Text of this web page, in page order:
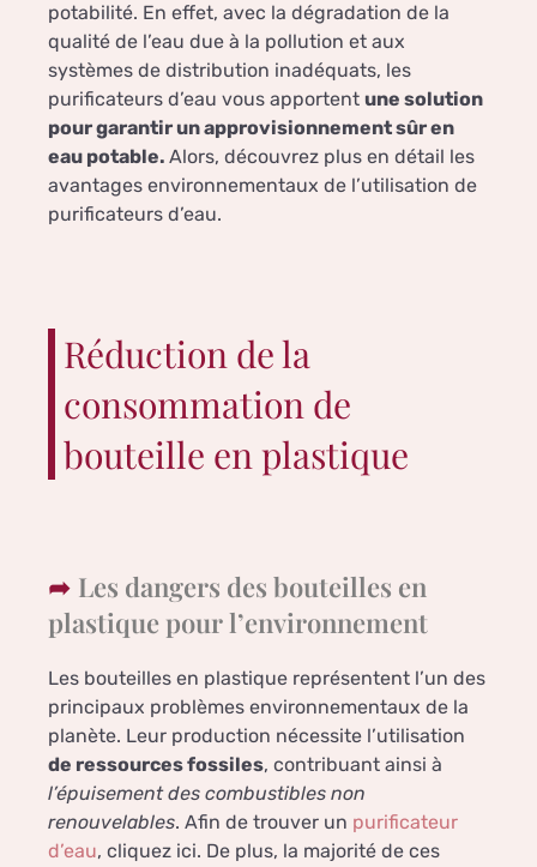
potabilité. En effet, avec la dégradation de la
qualité de l’eau due à la pollution et aux
systèmes de distribution inadéquats, les
purificateurs d’eau vous apportent une solution
pour garantir un approvisionnement sûr en
eau potable. Alors, découvrez plus en détail les
avantages environnementaux de l’utilisation de
purificateurs d’eau.
Réduction de la
consommation de
bouteille en plastique
Les dangers des bouteilles en
plastique pour l’environnement
Les bouteilles en plastique représentent l’un des
principaux problèmes environnementaux de la
planète. Leur production nécessite l’utilisation
de ressources fossiles, contribuant ainsi à
l’épuisement des combustibles non
renouvelables. Afin de trouver un purificateur
d’eau, cliquez ici. De plus, la majorité de ces